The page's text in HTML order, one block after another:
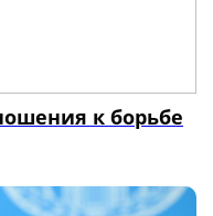
к борьбе